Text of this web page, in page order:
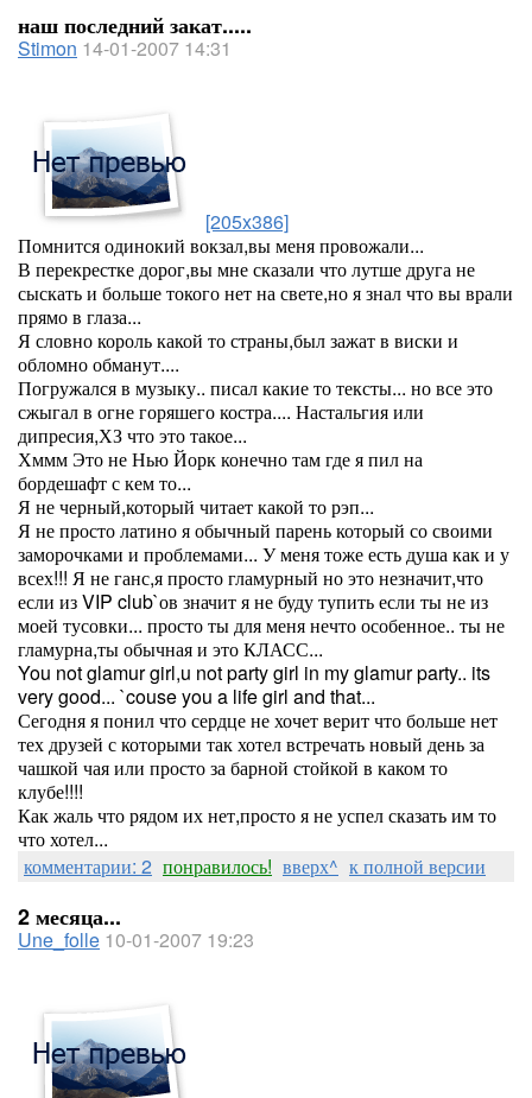
наш последний закат.....
Stimon 14-01-2007 14:31
[205x386]
Помнится одинокий вокзал,вы меня провожали...
В перекрестке дорог,вы мне сказали что лутше друга не
сыскать и больше токого нет на свете,но я знал что вы врали
прямо в глаза...
Я словно король какой то страны,был зажат в виски и
обломно обманут....
Погружался в музыку.. писал какие то тексты... но все это
сжыгал в огне горяшего костра.... Настальгия или
дипресия,ХЗ что это такое...
Хммм Это не Нью Йорк конечно там где я пил на
бордешафт с кем то...
Я не черный,который читает какой то рэп...
Я не просто латино я обычный парень который со своими
заморочками и проблемами... У меня тоже есть душа как и у
всех!!! Я не ганс,я просто гламурный но это незначит,что
если из VIP club`ов значит я не буду тупить если ты не из
моей тусовки... просто ты для меня нечто особенное.. ты не
гламурна,ты обычная и это КЛАСС...
You not glamur girl,u not party girl in my glamur party.. its
very good... `couse you a life girl and that...
Сегодня я понил что сердце не хочет верит что больше нет
тех друзей с которыми так хотел встречать новый день за
чашкой чая или просто за барной стойкой в каком то
клубе!!!!
Как жаль что рядом их нет,просто я не успел сказать им то
что хотел...
комментарии: 2 понравилось! вверх^ к полной версии
2 месяца...
Une_folle 10-01-2007 19:23